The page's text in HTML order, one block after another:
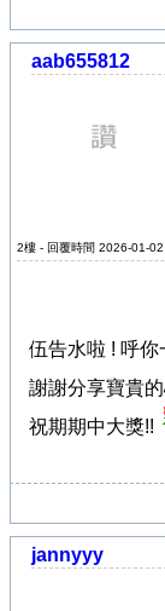
aab655812
2樓 - 回覆時間 2026-01-
伍告水啦 ! 呼你
謝謝分享寶貴
祝期期中大獎!!
jannyyy